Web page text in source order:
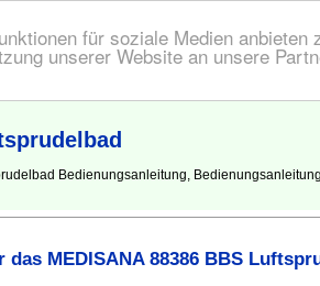
für soziale Medien anbieten
unserer Website an unsere
Bedienungsanleitung,
MEDISANA 88386 BBS